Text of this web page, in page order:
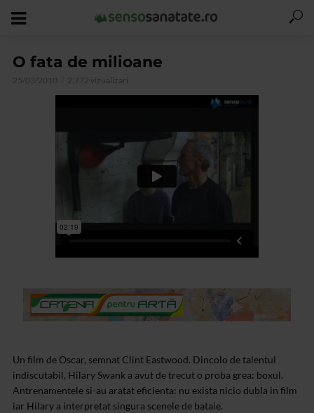
O fata de milioane
25/03/2010 2.772 vizualizari
Un film de Oscar, semnat Clint Eastwood. Dincolo de talentul
indiscutabil, Hilary Swank a avut de trecut o proba grea: boxul.
Antrenamentele si-au aratat eficienta: nu exista nicio dubla in film
iar Hilary a interpretat singura scenele de bataie.